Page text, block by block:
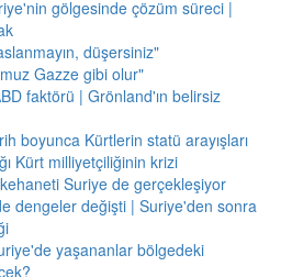
gölgesinde çözüm süreci |
düşersiniz"
Gazze gibi olur"
faktörü | Grönland'ın belirsiz
boyunca Kürtlerin statü arayışları
Kürt milliyetçiliğinin krizi
Suriye de gerçekleşiyor
dengeler değişti | Suriye'den sonra
yaşananlar bölgedeki